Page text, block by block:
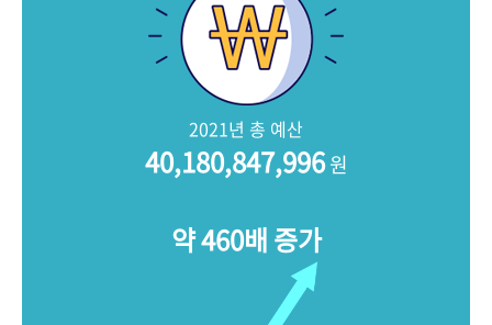
2021년 총 예산
40,180,847,996원
약 460배 증가